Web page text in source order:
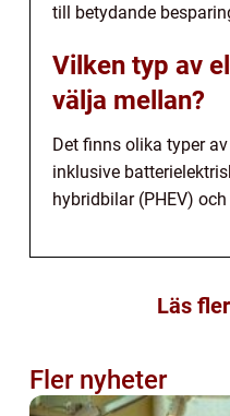
till betydande
Vilken typ av
välja mellan?
Det finns olika typer
inklusive
hybridbilar (PHEV)
Läs
Fler nyheter